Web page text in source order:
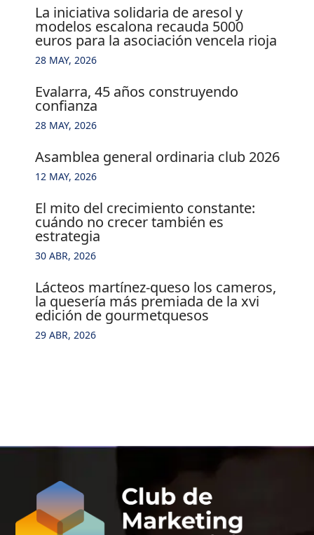
la iniciativa solidaria de aresol y
modelos escalona recauda 5000
euros para la asociación vencela rioja
28 MAY, 2026
evalarra, 45 años construyendo
confianza
28 MAY, 2026
asamblea general ordinaria club 2026
12 MAY, 2026
el mito del crecimiento constante:
cuándo no crecer también es
estrategia
30 ABR, 2026
lácteos martínez-queso los cameros,
la quesería más premiada de la xvi
edición de gourmetquesos
29 ABR, 2026